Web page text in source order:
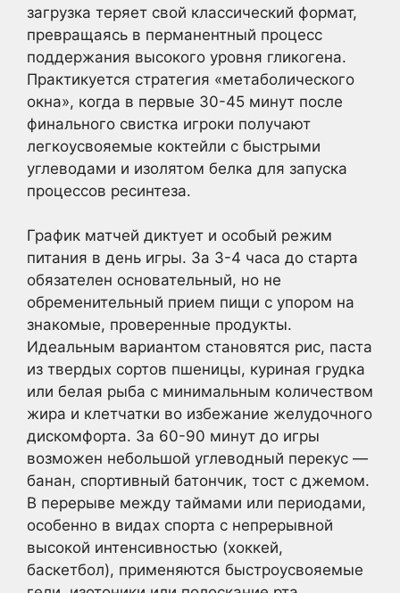
загрузка теряет свой классический формат,
превращаясь в перманентный процесс
поддержания высокого уровня гликогена.
Практикуется стратегия «метаболического
окна», когда в первые 30-45 минут после
финального свистка игроки получают
легкоусвояемые коктейли с быстрыми
углеводами и изолятом белка для запуска
процессов ресинтеза.
График матчей диктует и особый режим
питания в день игры. За 3-4 часа до старта
обязателен основательный, но не
обременительный прием пищи с упором на
знакомые, проверенные продукты.
Идеальным вариантом становятся рис, паста
из твердых сортов пшеницы, куриная грудка
или белая рыба с минимальным количеством
жира и клетчатки во избежание желудочного
дискомфорта. За 60-90 минут до игры
возможен небольшой углеводный перекус —
банан, спортивный батончик, тост с джемом.
В перерыве между таймами или периодами,
особенно в видах спорта с непрерывной
высокой интенсивностью (хоккей,
баскетбол), применяются быстроусвояемые